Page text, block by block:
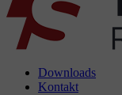
Downloads
Kontakt